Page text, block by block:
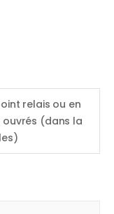
relais ou en
ouvrés (dans la